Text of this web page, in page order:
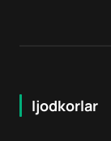
Ijodkorlar